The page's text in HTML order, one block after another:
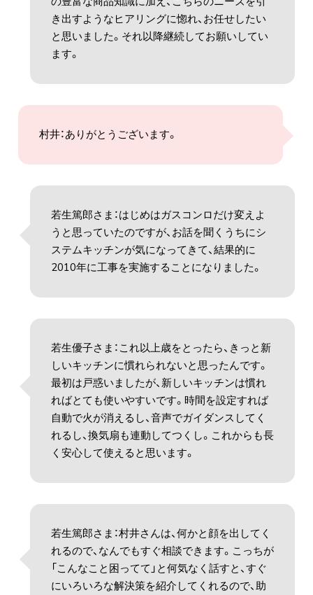
き出すようなヒアリングに惚れ、お任せしたい
と思いました。それ以降継続してお願いしてい
ます。
村井：ありがとうございます。
若生篤郎さま：はじめはガスコンロだけ変えよ
うと思っていたのですが、お話を聞くうちにシ
ステムキッチンが気になってきて、結果的に
2010年に工事を実施することになりました。
若生優子さま：これ以上歳をとったら、きっと新
しいキッチンに慣れられないと思ったんです。
最初は戸惑いましたが、新しいキッチンは慣れ
ればとても使いやすいです。時間を設定すれば
自動で火が消えるし、音声でガイダンスしてく
れるし、換気扇も連動してつくし。これからも長
く安心して使えると思います。
若生篤郎さま：村井さんは、何かと顔を出してく
れるので、なんでもすぐ相談できます。こっちが
「こんなこと困ってて」と何気なく話すと、すぐ
にいろいろな解決策を紹介してくれるので、助